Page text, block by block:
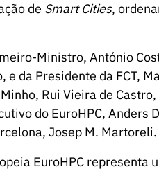
de Smart Cities,
Ministro, António
da Presidente da FCT,
Rui Vieira de
do EuroHPC, Anders
Josep M. Martoreli.
EuroHPC representa